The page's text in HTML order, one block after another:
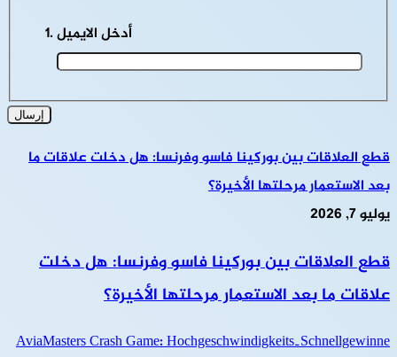
قطع العلاقات بين بوركينا فاسو وفرنسا: هل دخلت علاقات ما
بعد الاستعمار مرحلتها الأخيرة؟
يوليو 7, 2026
قطع العلاقات بين بوركينا فاسو وفرنسا: هل دخلت
علاقات ما بعد الاستعمار مرحلتها الأخيرة؟
AviaMasters Crash Game: Hochgeschwindigkeits‑Schnellgewinne